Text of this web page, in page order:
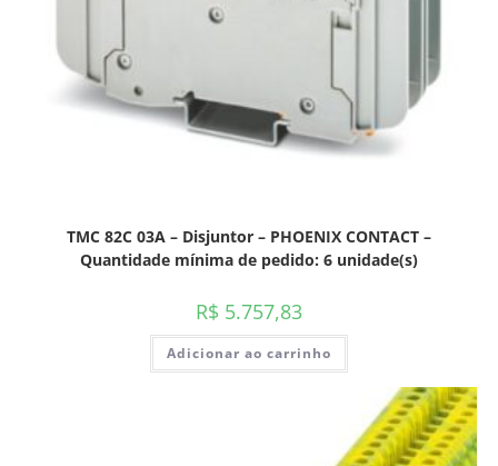
TMC 82C 03A – Disjuntor – PHOENIX CONTACT –
Quantidade mínima de pedido: 6 unidade(s)
R$ 5.757,83
Adicionar ao carrinho